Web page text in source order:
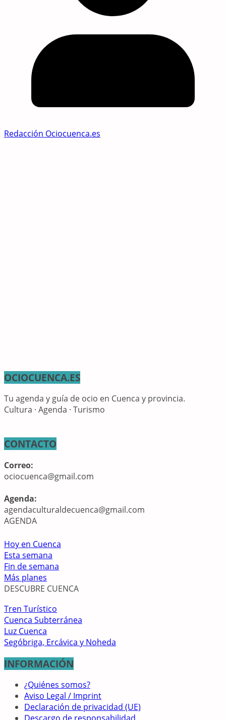
Redacción Ociocuenca.es
OCIOCUENCA.ES
Tu agenda y guía de ocio en Cuenca y provincia.
Cultura · Agenda · Turismo
CONTACTO
Correo:
ociocuenca@gmail.com
Agenda:
agendaculturaldecuenca@gmail.com
AGENDA
Hoy en Cuenca
Esta semana
Fin de semana
Más planes
DESCUBRE CUENCA
Tren Turístico
Cuenca Subterránea
Luz Cuenca
Segóbriga, Ercávica y Noheda
INFORMACIÓN
¿Quiénes somos?
Aviso Legal / Imprint
Declaración de privacidad (UE)